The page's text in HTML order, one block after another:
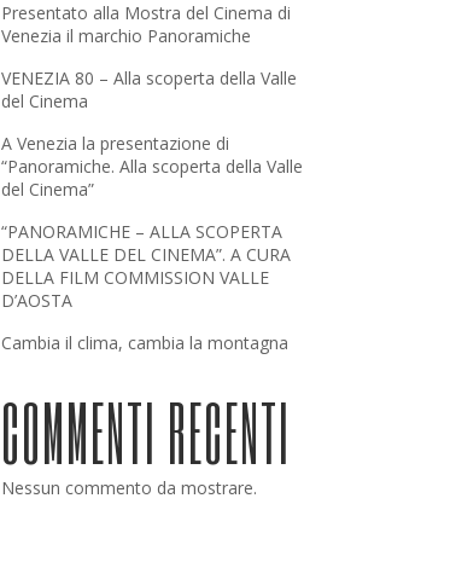
Presentato alla Mostra del Cinema di
Venezia il marchio Panoramiche
VENEZIA 80 – Alla scoperta della Valle
del Cinema
A Venezia la presentazione di
“Panoramiche. Alla scoperta della Valle
del Cinema”
“PANORAMICHE – ALLA SCOPERTA
DELLA VALLE DEL CINEMA”. A CURA
DELLA FILM COMMISSION VALLE
D’AOSTA
Cambia il clima, cambia la montagna
COMMENTI RECENTI
Nessun commento da mostrare.